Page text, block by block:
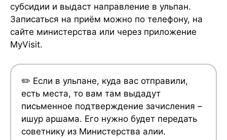
субсидии и выдаст направление в ульпан.
Записаться на приём можно по телефону, на
сайте министерства или через приложение
MyVisit.
✏️ Если в ульпане, куда вас отправили,
есть места, то вам там выдадут
письменное подтверждение зачисления –
ишур аршама. Его нужно будет передать
советнику из Министерства алии.